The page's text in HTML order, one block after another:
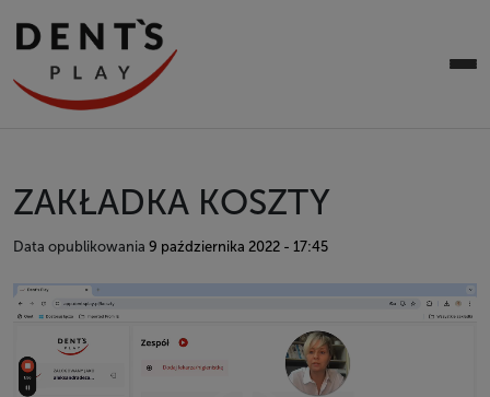
ZAKŁADKA KOSZTY
Data opublikowania 9 października 2022 - 17:45
Odtwarzacz
video